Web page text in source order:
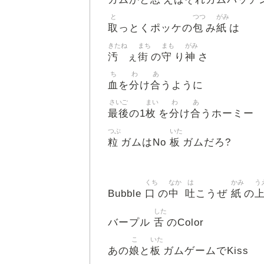
取
と
っとくポッケの包
つつ
み紙
がみ
は
汚
きたね
ぇ 街
まち
の守
まも
り 神
がみ
さ
血
ち
を分
わ
け合
あ
うように
最後
さいご
の1枚
まい
を分
わ
け合
あ
うホーミー
粒
つぶ
ガムはNo 板
いた
ガムだろ?
Bubble 口
くち
の中
なか
吐
は
こうぜ 紙
かみ
の
う
バープル 舌
した
のColor
あの娘
こ
と 板
いた
ガムゲームでKiss